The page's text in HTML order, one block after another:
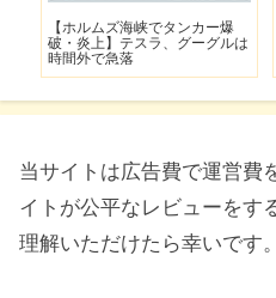
【ホルムズ海峡でタンカー爆
破・炎上】テスラ、グーグルは
時間外で急落
当サイトは広告費で運営費
イトが公平なレビューをす
理解いただけたら幸いです。